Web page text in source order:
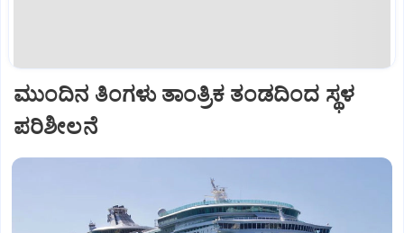
ಮುಂದಿನ ತಿಂಗಳು ತಾಂತ್ರಿಕ ತಂಡದಿಂದ ಸ್ಥಳ
ಪರಿಶೀಲನೆ